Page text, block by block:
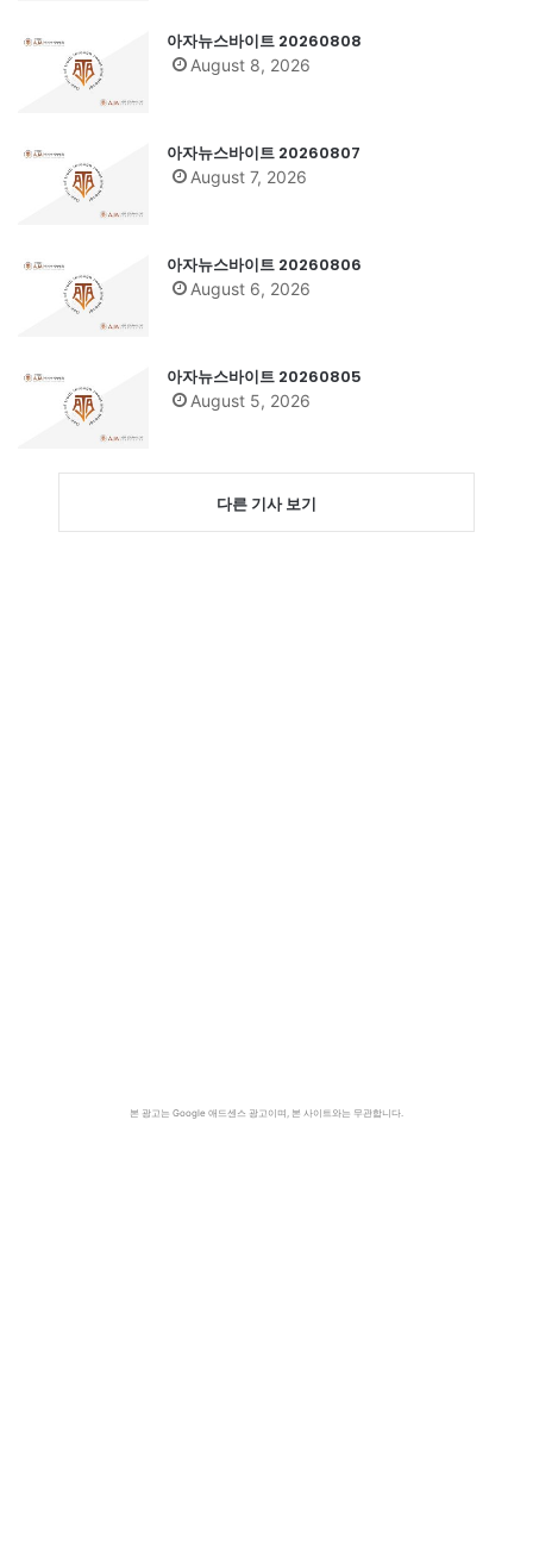
아자뉴스바이트 20260808
August 8, 2026
아자뉴스바이트 20260807
August 7, 2026
아자뉴스바이트 20260806
August 6, 2026
아자뉴스바이트 20260805
August 5, 2026
다른 기사 보기
본 광고는 Google 애드센스 광고이며, 본 사이트와는 무관합니다.